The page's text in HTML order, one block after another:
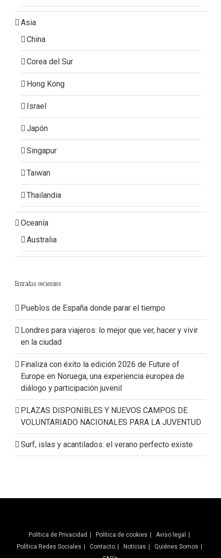
Asia
China
Corea del Sur
Hong Kong
Israel
Japón
Singapur
Taiwan
Thailandia
Oceanía
Australia
Entradas recientes
Pueblos de España donde parar el tiempo
Londres para viajeros: lo mejor que ver, hacer y vivir
en la ciudad
Finaliza con éxito la edición 2026 de Future of
Europe en Noruega, una experiencia europea de
diálogo y participación juvenil
PLAZAS DISPONIBLES Y NUEVOS CAMPOS DE
VOLUNTARIADO NACIONALES PARA LA JUVENTUD
Surf, islas y acantilados: el verano perfecto existe
Política de Privacidad Política de cookies
Aviso legal
Política Redes Sociales
Contacto Noticias
Quiénes Somos